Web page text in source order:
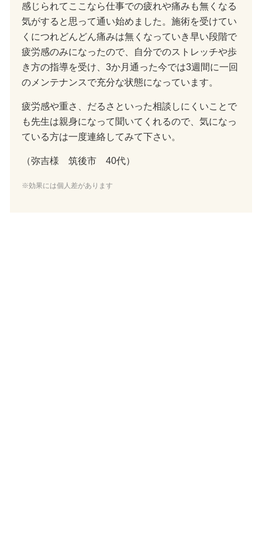
感じられてここなら仕事での疲れや痛みも無くなる
気がすると思って通い始めました。施術を受けてい
くにつれどんどん痛みは無くなっていき早い段階で
疲労感のみになったので、自分でのストレッチや歩
き方の指導を受け、3か月通った今では3週間に一回
のメンテナンスで充分な状態になっています。
疲労感や重さ、だるさといった相談しにくいことで
も先生は親身になって聞いてくれるので、気になっ
ている方は一度連絡してみて下さい。
（弥吉様 筑後市 40代）
※効果には個人差があります